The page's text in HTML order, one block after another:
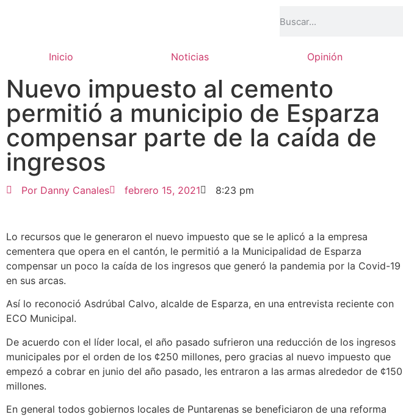
Inicio Noticias Opinión
Nuevo impuesto al cemento
permitió a municipio de Esparza
compensar parte de la caída de
ingresos
Por Danny Canales febrero 15, 2021 8:23 pm
Lo recursos que le generaron el nuevo impuesto que se le aplicó a la empresa
cementera que opera en el cantón, le permitió a la Municipalidad de Esparza
compensar un poco la caída de los ingresos que generó la pandemia por la Covid-19
en sus arcas.
Así lo reconoció Asdrúbal Calvo, alcalde de Esparza, en una entrevista reciente con
ECO Municipal.
De acuerdo con el líder local, el año pasado sufrieron una reducción de los ingresos
municipales por el orden de los ¢250 millones, pero gracias al nuevo impuesto que
empezó a cobrar en junio del año pasado, les entraron a las armas alrededor de ¢150
millones.
En general todos gobiernos locales de Puntarenas se beneficiaron de una reforma